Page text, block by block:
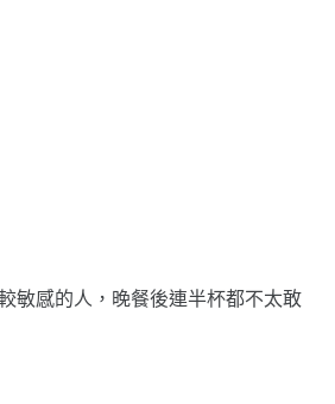
敏感的人，晚餐後連半杯都不太敢